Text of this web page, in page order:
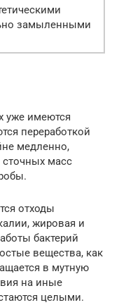
замыленными
уже имеются
переработкой
медленно,
сточных масс
отходы
жировая и
бактерий
вещества, как
в мутную
на иные
целыми.